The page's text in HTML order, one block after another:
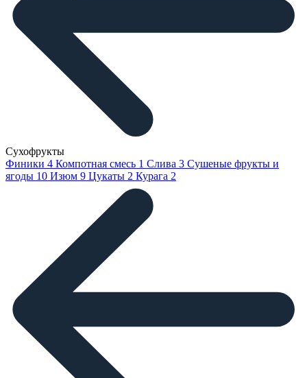
Сухофрукты
Финики 4 Компотная смесь 1 Слива 3 Сушеные фрукты и
ягоды 10 Изюм 9 Цукаты 2 Курага 2